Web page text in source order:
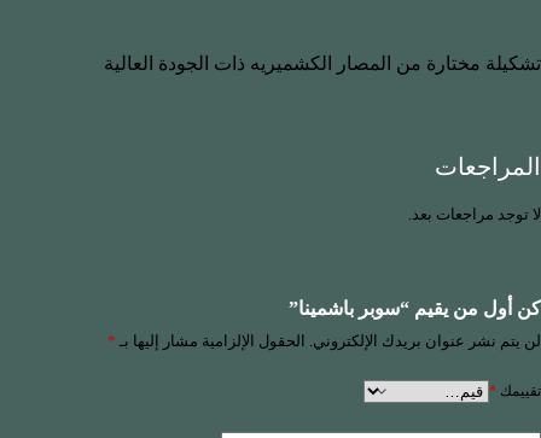
تشكيلة مختارة من المصار الكشميريه ذات الجودة العالية
المراجعات
لا توجد مراجعات بعد.
كن أول من يقيم “سوبر باشمينا”
لن يتم نشر عنوان بريدك الإلكتروني. الحقول الإلزامية مشار إليها بـ *
تقييمك *